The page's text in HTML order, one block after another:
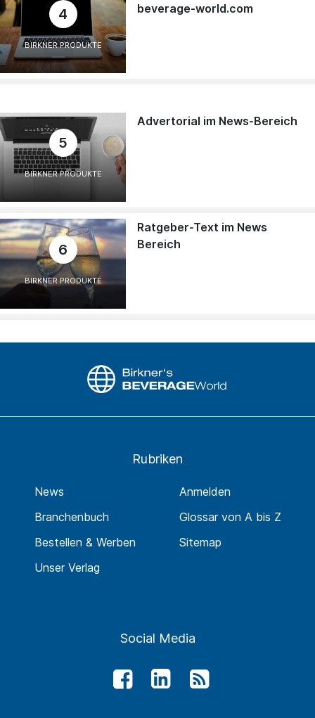
4
BIRKNER PRODUKTE
beverage-world.com
5
BIRKNER PRODUKTE
Advertorial im News-Bereich
6
BIRKNER PRODUKTE
Ratgeber-Text im News
Bereich
Rubriken
News
Branchenbuch
Bestellen & Werben
Unser Verlag
Anmelden
Glossar von A bis Z
Sitemap
Social Media